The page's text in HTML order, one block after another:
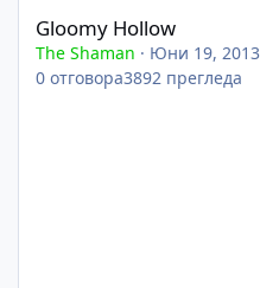
Gloomy Hollow
The Shaman · Юни 19, 2013
0 отговора3892 прегледа